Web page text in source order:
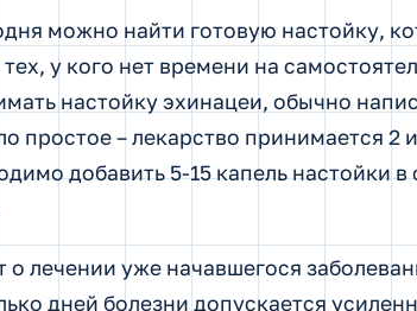
можно найти готовую настойку,
у кого нет времени на
настойку эхинацеи, обычно
простое – лекарство принимается 2
добавить 5-15 капель настойки
о лечении уже начавшегося
дней болезни допускается